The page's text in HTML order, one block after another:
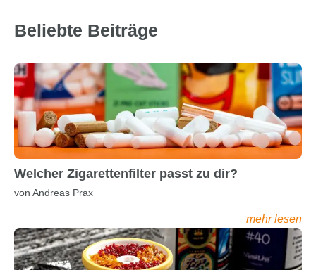
Beliebte Beiträge
Welcher Zigarettenfilter passt zu dir?
von Andreas Prax
mehr lesen